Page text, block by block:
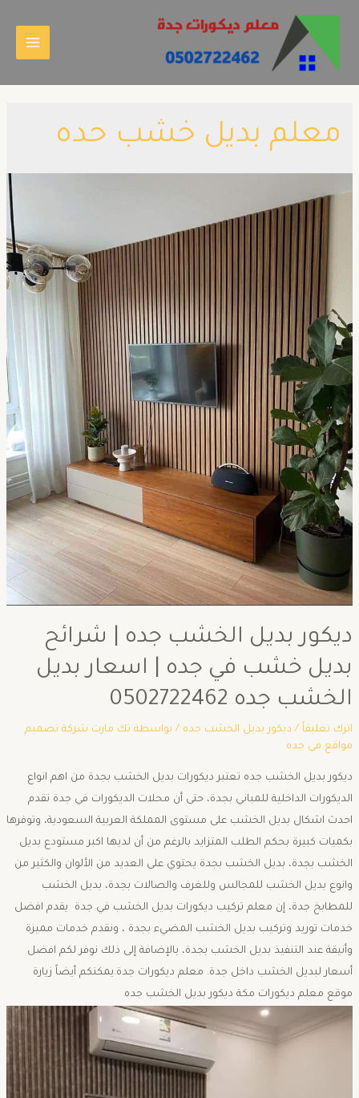
معلم بديل خشب حده
ديكور بديل الخشب جده | شرائح
بديل خشب في جده | اسعار بديل
الخشب جده 0502722462
اترك تعليقاً / ديكور بديل الخشب جده / بواسطة تك مارت شركة تصميم
مواقع في جده
ديكور بديل الخشب جده تعتبر ديكورات بديل الخشب بجدة من اهم انواع
الديكورات الداخلية للمباني بجدة، حتى أن محلات الديكورات في جدة تقدم
احدث اشكال بديل الخشب على مستوى المملكة العربية السعودية، وتوفرها
بكميات كبيرة بحكم الطلب المتزايد بالرغم من أن لديها اكبر مستودع بديل
الخشب بجدة، بديل الخشب بجدة يحتوي على العديد من الألوان والكثير من
وانوع بديل الخشب للمجالس وللغرف والصالات بجدة، بديل الخشب
للمطابخ جدة، إن معلم تركيب ديكورات بديل الخشب في جدة يقدم افضل
خدمات توريد وتركيب بديل الخشب المضيء بجدة ، ونقدم خدمات مميزة
وأنيقة عند التنفيذ بديل الخشب بجدة، بالإضافة إلى ذلك نوفر لكم افضل
أسعار لبديل الخشب داخل جدة. معلم ديكورات جدة.يمكنكم أيضاً زيارة
موقع معلم ديكورات مكة ديكور بديل الخشب جده